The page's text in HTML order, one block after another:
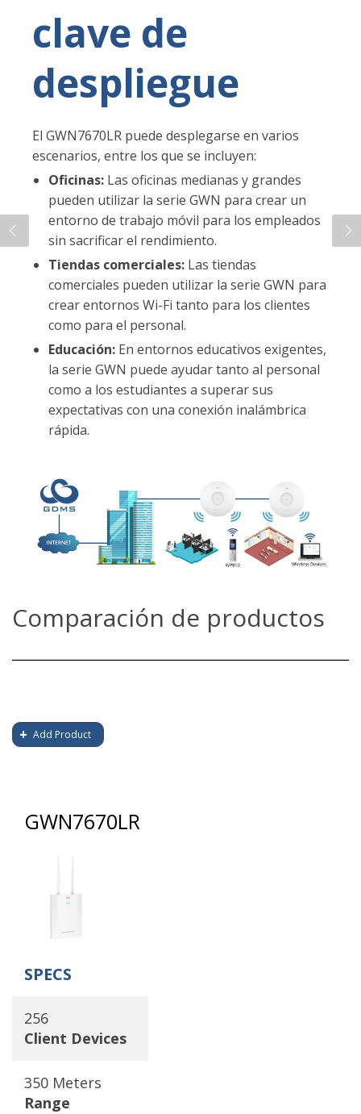
clave de
despliegue
El GWN7670LR puede desplegarse en varios
escenarios, entre los que se incluyen:
Oficinas:Las oficinas medianas y grandes
pueden utilizar la serie GWN para crear un
entorno de trabajo móvil para los empleados
sin sacrificar el rendimiento.
Tiendas comerciales:Las tiendas
comerciales pueden utilizar la serie GWN para
crear entornos Wi-Fi tanto para los clientes
como para el personal.
Educación:En entornos educativos exigentes,
la serie GWN puede ayudar tanto al personal
como a los estudiantes a superar sus
expectativas con una conexión inalámbrica
rápida.
Comparación de productos
Add Product
GWN7670LR
SPECS
Client Devices
256
Range
350 Meters